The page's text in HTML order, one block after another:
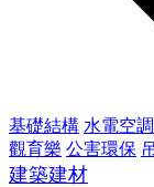
基礎結構 水電空調
觀育樂 公害環保
建築建材